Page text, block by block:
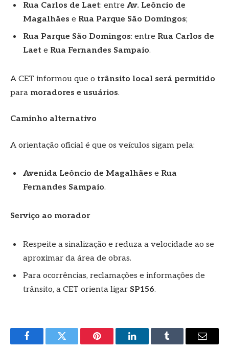
Rua Carlos de Laet: entre Av. Leôncio de
Magalhães e Rua Parque São Domingos;
Rua Parque São Domingos: entre Rua Carlos de
Laet e Rua Fernandes Sampaio.
A CET informou que o trânsito local será permitido
para moradores e usuários.
Caminho alternativo
A orientação oficial é que os veículos sigam pela:
Avenida Leôncio de Magalhães e Rua
Fernandes Sampaio.
Serviço ao morador
Respeite a sinalização e reduza a velocidade ao se
aproximar da área de obras.
Para ocorrências, reclamações e informações de
trânsito, a CET orienta ligar SP156.
FacebookTwitter Pinterest LinkedInTumblr
E-